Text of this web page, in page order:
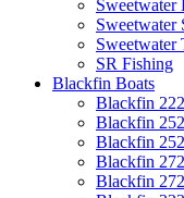
Sweetwater
Sweetwater
Sweetwater
SR Fishing
Blackfin Boats
Blackfin
Blackfin
Blackfin
Blackfin
Blackfin